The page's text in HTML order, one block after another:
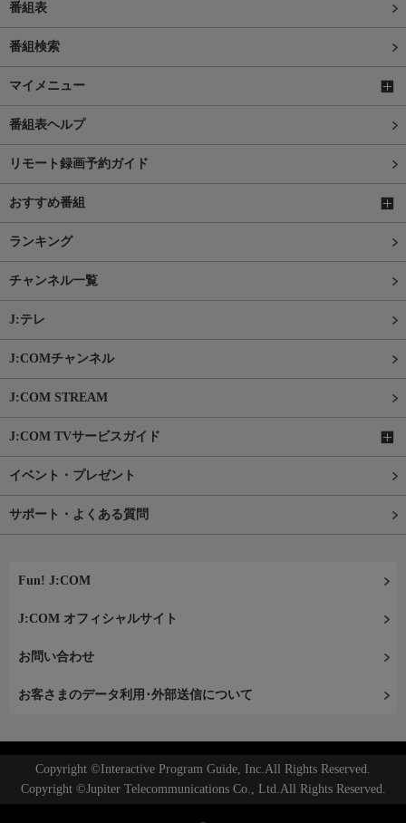
番組表
番組検索
マイメニュー
番組表ヘルプ
リモート録画予約ガイド
おすすめ番組
ランキング
チャンネル一覧
J:テレ
J:COMチャンネル
J:COM STREAM
J:COM TVサービスガイド
イベント・プレゼント
サポート・よくある質問
Fun! J:COM
J:COM オフィシャルサイト
お問い合わせ
お客さまのデータ利用･外部送信について
Copyright ©Interactive Program Guide, Inc.All Rights Reserved.
Copyright ©Jupiter Telecommunications Co., Ltd.All Rights Reserved.